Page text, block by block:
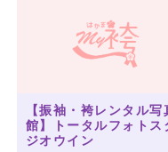
【振袖・袴レンタル写
館】トータルフォトス
ジオウイン